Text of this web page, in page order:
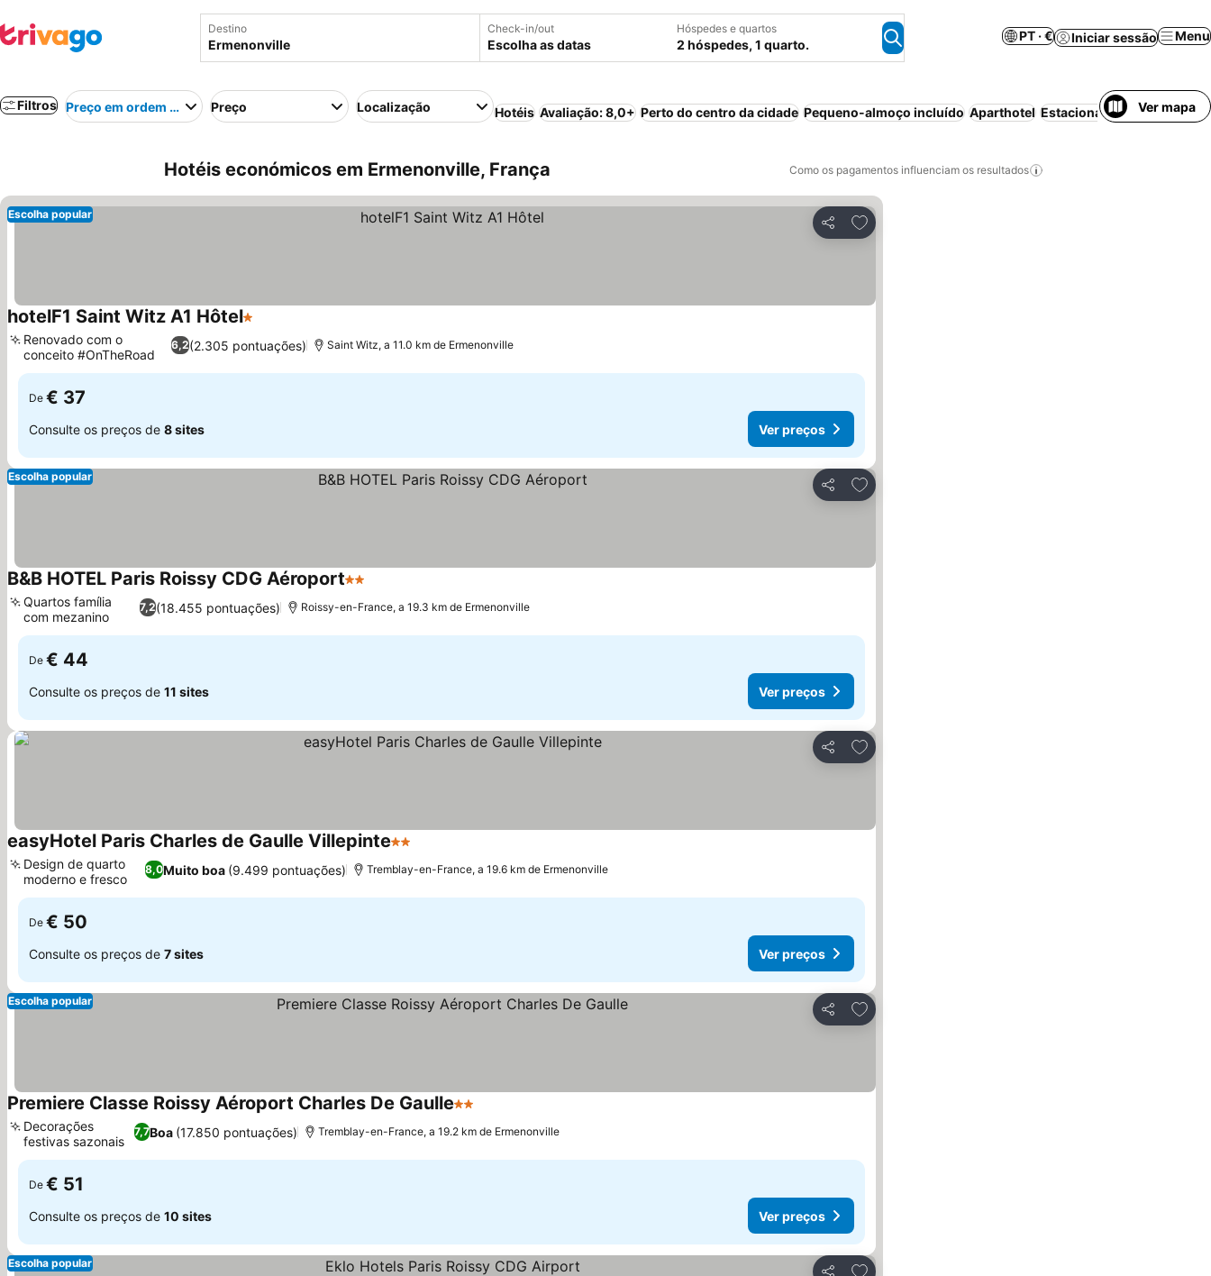
Destino Check-in/out
Escolha as datas
Hóspedes e quartos
2 hóspedes, 1 quarto.
PT · € Iniciar sessão Menu
Filtros Preço em ordem crescentePreço Localização Hotéis Avaliação: 8,0+ Perto do centro da cidade Pequeno-almoço incluído Aparthotel Estacionamento Ar
Ver mapa
Hotéis económicos em Ermenonville, França Como os pagamentos influenciam os resultados
Partilhar
Adicionar aos favoritos
Escolha popular
hotelF1 Saint Witz A1 Hôtel1 Estrelas
6,2(2.305 pontuações)
Renovado com o
conceito #OnTheRoad
Saint Witz, a 11.0 km de Ermenonville
De € 37
Consulte os preços de 8 sites Ver preços
Partilhar
Adicionar aos favoritos
Escolha popular
B&B HOTEL Paris Roissy CDG Aéroport2 Estrelas
7,2(18.455 pontuações)
Quartos família
com mezanino
Roissy-en-France, a 19.3 km de Ermenonville
De € 44
Consulte os preços de 11 sites Ver preços
Partilhar
Adicionar aos favoritos
easyHotel Paris Charles de Gaulle Villepinte2 Estrelas
8,0Muito boa (9.499 pontuações)
Design de quarto
moderno e fresco
Tremblay-en-France, a 19.6 km de Ermenonville
De € 50
Consulte os preços de 7 sites Ver preços
Partilhar
Adicionar aos favoritos
Escolha popular
Premiere Classe Roissy Aéroport Charles De Gaulle2 Estrelas
7,7Boa (17.850 pontuações)
Decorações
festivas sazonais
Tremblay-en-France, a 19.2 km de Ermenonville
De € 51
Consulte os preços de 10 sites Ver preços
Adicionar aos favoritos
Escolha popular